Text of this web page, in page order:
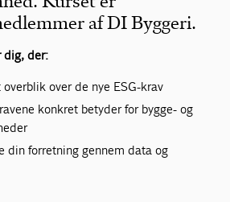
af DI Byggeri.
dig, der:
over de nye ESG-krav
konkret betyder for bygge- og
din forretning gennem data og